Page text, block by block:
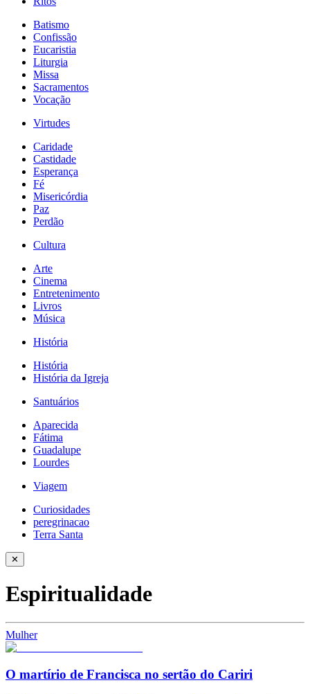
Batismo
Confissão
Eucaristia
Liturgia
Missa
Sacramentos
Vocação
Virtudes
Caridade
Castidade
Esperança
Fé
Misericórdia
Paz
Perdão
Cultura
Arte
Cinema
Entretenimento
Livros
Música
História
História
História da Igreja
Santuários
Aparecida
Fátima
Guadalupe
Lourdes
Viagem
Curiosidades
peregrinacao
Terra Santa
✕
Espiritualidade
Mulher
O martírio de Francisca no sertão do Cariri